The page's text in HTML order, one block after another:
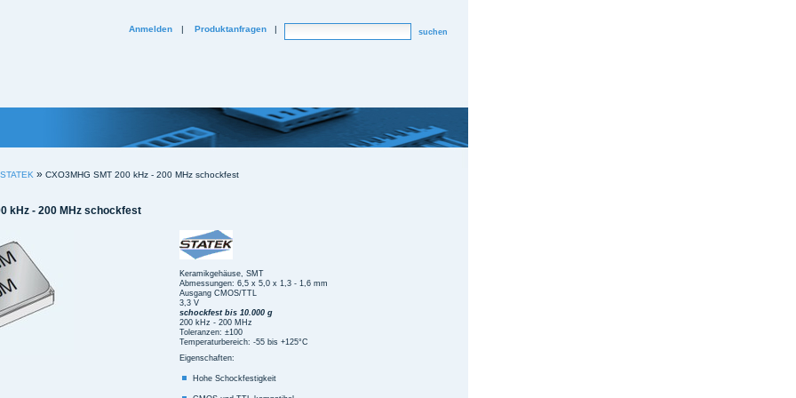
suchen
Anmelden | Produktanfragen |
» CXO3MHG SMT 200 kHz - 200 MHz schockfest
kHz - 200 MHz schockfest
Keramikgehäuse, SMT
Abmessungen: 6,5 x 5,0 x 1,3 - 1,6 mm
Ausgang CMOS/TTL
3,3 V
schockfest bis 10.000 g
200 kHz - 200 MHz
Toleranzen: ±100
Temperaturbereich: -55 bis +125°C
Eigenschaften:
Hohe Schockfestigkeit